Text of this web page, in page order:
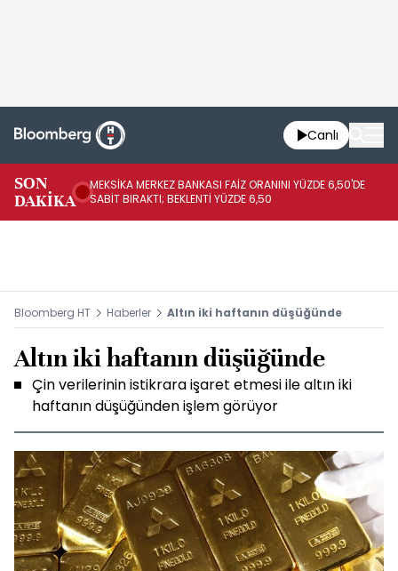
Canlı
SON
DAKİKA
MEKSİKA MERKEZ BANKASI FAİZ ORANINI YÜZDE 6,50'DE
SABİT BIRAKTI; BEKLENTİ YÜZDE 6,50
Bloomberg HT Haberler Altın iki haftanın düşüğünde
Altın iki haftanın düşüğünde
Çin verilerinin istikrara işaret etmesi ile altın iki
haftanın düşüğünden işlem görüyor